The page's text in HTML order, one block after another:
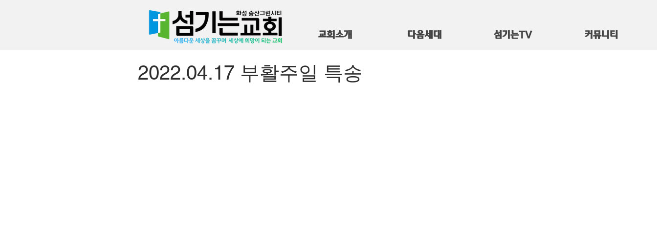
교회소개 다음세대 섬기는TV 커뮤니티
2022.04.17 부활주일 특송